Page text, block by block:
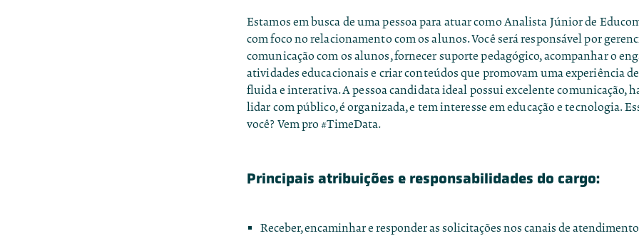
Estamos em busca de uma pessoa para atuar como Analista Júnior de
com foco no relacionamento com os alunos. Você será responsável por
comunicação com os alunos, fornecer suporte pedagógico, acompanhar o
atividades educacionais e criar conteúdos que promovam uma experiência
fluida e interativa. A pessoa candidata ideal possui excelente comunicação,
lidar com público, é organizada, e tem interesse em educação e tecnologia.
você? Vem pro #TimeData.
Principais atribuições e responsabilidades do cargo:
Receber, encaminhar e responder as solicitações nos canais de